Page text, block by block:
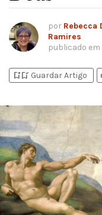
por Rebecca
Ramires
publicado em
bookmark_addbookmark_added Guardar Artigo